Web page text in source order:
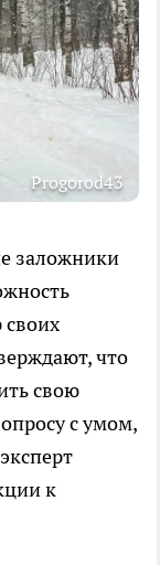
Progorod43
заложники
своих
что
свою
с умом,
к